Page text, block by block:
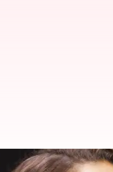
ఛాన్స్, దిగ్గజాల